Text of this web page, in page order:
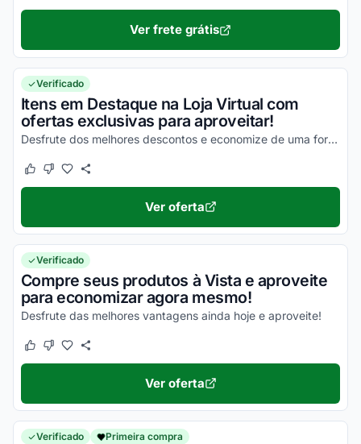
Ver frete grátis
Verificado
Itens em Destaque na Loja Virtual com
ofertas exclusivas para aproveitar!
Desfrute dos melhores descontos e economize de uma forma simples agora mesmo!
Este cupom funcionou
Este cupom não funcionou
Ver oferta
Verificado
Compre seus produtos à Vista e aproveite
para economizar agora mesmo!
Desfrute das melhores vantagens ainda hoje e aproveite!
Este cupom funcionou
Este cupom não funcionou
Ver oferta
Verificado Primeira compra